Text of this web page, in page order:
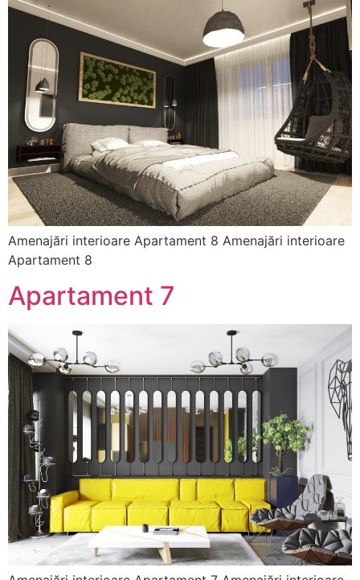
Amenajări interioare Apartament 8 Amenajări interioare
Apartament 8
Apartament 7